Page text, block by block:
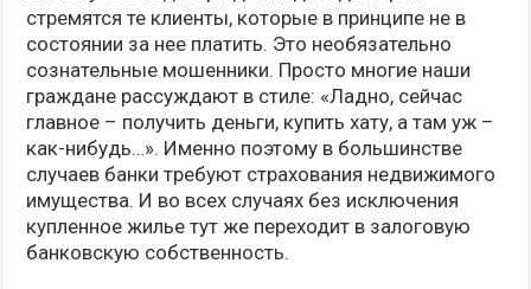
стремятся те клиенты, которые в принципе не в
состоянии за нее платить. Это необязательно
сознательные мошенники. Просто многие наши
граждане рассуждают в стиле: «Ладно, сейчас
главное – получить деньги, купить хату, а там уж –
как-нибудь…». Именно поэтому в большинстве
случаев банки требуют страхования недвижимого
имущества. И во всех случаях без исключения
купленное жилье тут же переходит в залоговую
банковскую собственность.